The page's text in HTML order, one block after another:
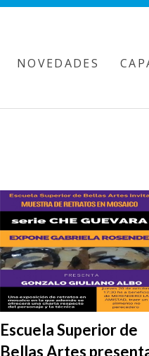
NOVEDADES
Escuela Superior de
Bellas Artes